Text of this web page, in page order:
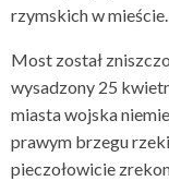
rzymskich w mieście.
Most został
wysadzony 25
miasta wojska
prawym brzegu
pieczołowicie